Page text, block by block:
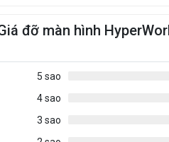
đỡ màn hình
5 sao
4 sao
3 sao